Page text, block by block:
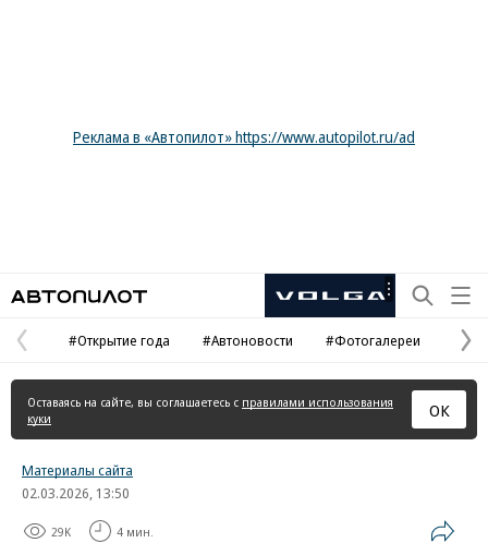
Реклама в «Автопилот» https://www.autopilot.ru/ad
Рекламная
Предыдущая
страница
#Открытие года #Автоновости #Фотогалереи
Оставаясь на сайте, вы соглашаетесь с правилами использования
куки
ОК
Материалы сайта
02.03.2026, 13:50
29K 4 мин.